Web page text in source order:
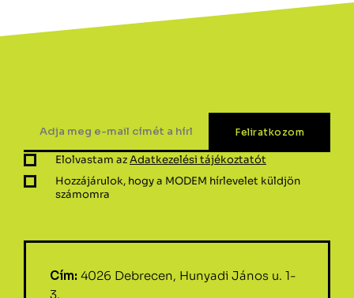
Elolvastam azAdatkezelési tájékoztatót
Hozzájárulok, hogy a MODEM hírlevelet küldjön
számomra
Cím: 4026 Debrecen, Hunyadi János u. 1-
3.